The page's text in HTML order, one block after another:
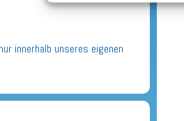
innerhalb unseres eigenen